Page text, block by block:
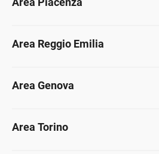
Area Reggio Emilia
Area Genova
Area Torino